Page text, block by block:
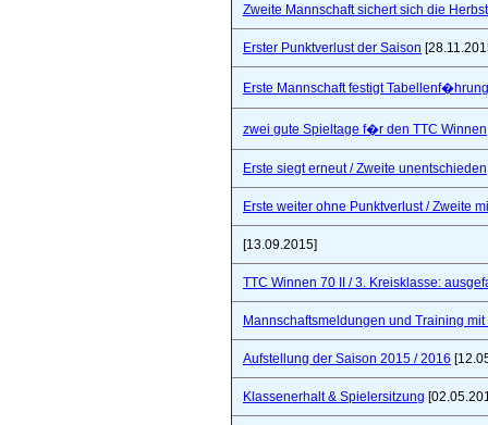
Zweite Mannschaft sichert sich die
Erster Punktverlust der Saison
Erste Mannschaft festigt
zwei gute Spieltage f�r den TTC Winnen
Erste siegt erneut / Zweite unentschieden
Erste weiter ohne Punktverlust / Zweite
[13.09.2015]
TTC Winnen 70 II / 3. Kreisklasse:
Mannschaftsmeldungen und Training
Aufstellung der Saison 2015 / 2016
Klassenerhalt & Spielersitzung